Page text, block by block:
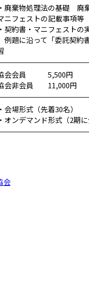
・廃棄物処理法の基礎 廃
ニフェストの記載事項等
・契約書・マニフェストの
例題に沿って「委託契約
会会員 5,500円
会非会員 11,000円
・会場形式（先着30名）
・オンデマンド形式（2期
会